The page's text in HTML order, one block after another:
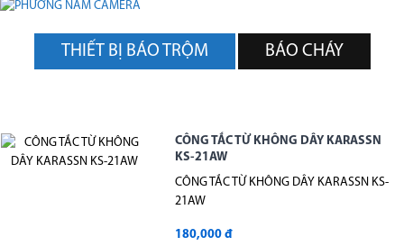
THIẾT BỊ BÁO TRỘM BÁO CHÁY
CÔNG TẮC TỪ KHÔNG DÂY KARASSN
KS-21AW
CÔNG TẮC TỪ KHÔNG DÂY KARASSN KS-
21AW
180,000 đ